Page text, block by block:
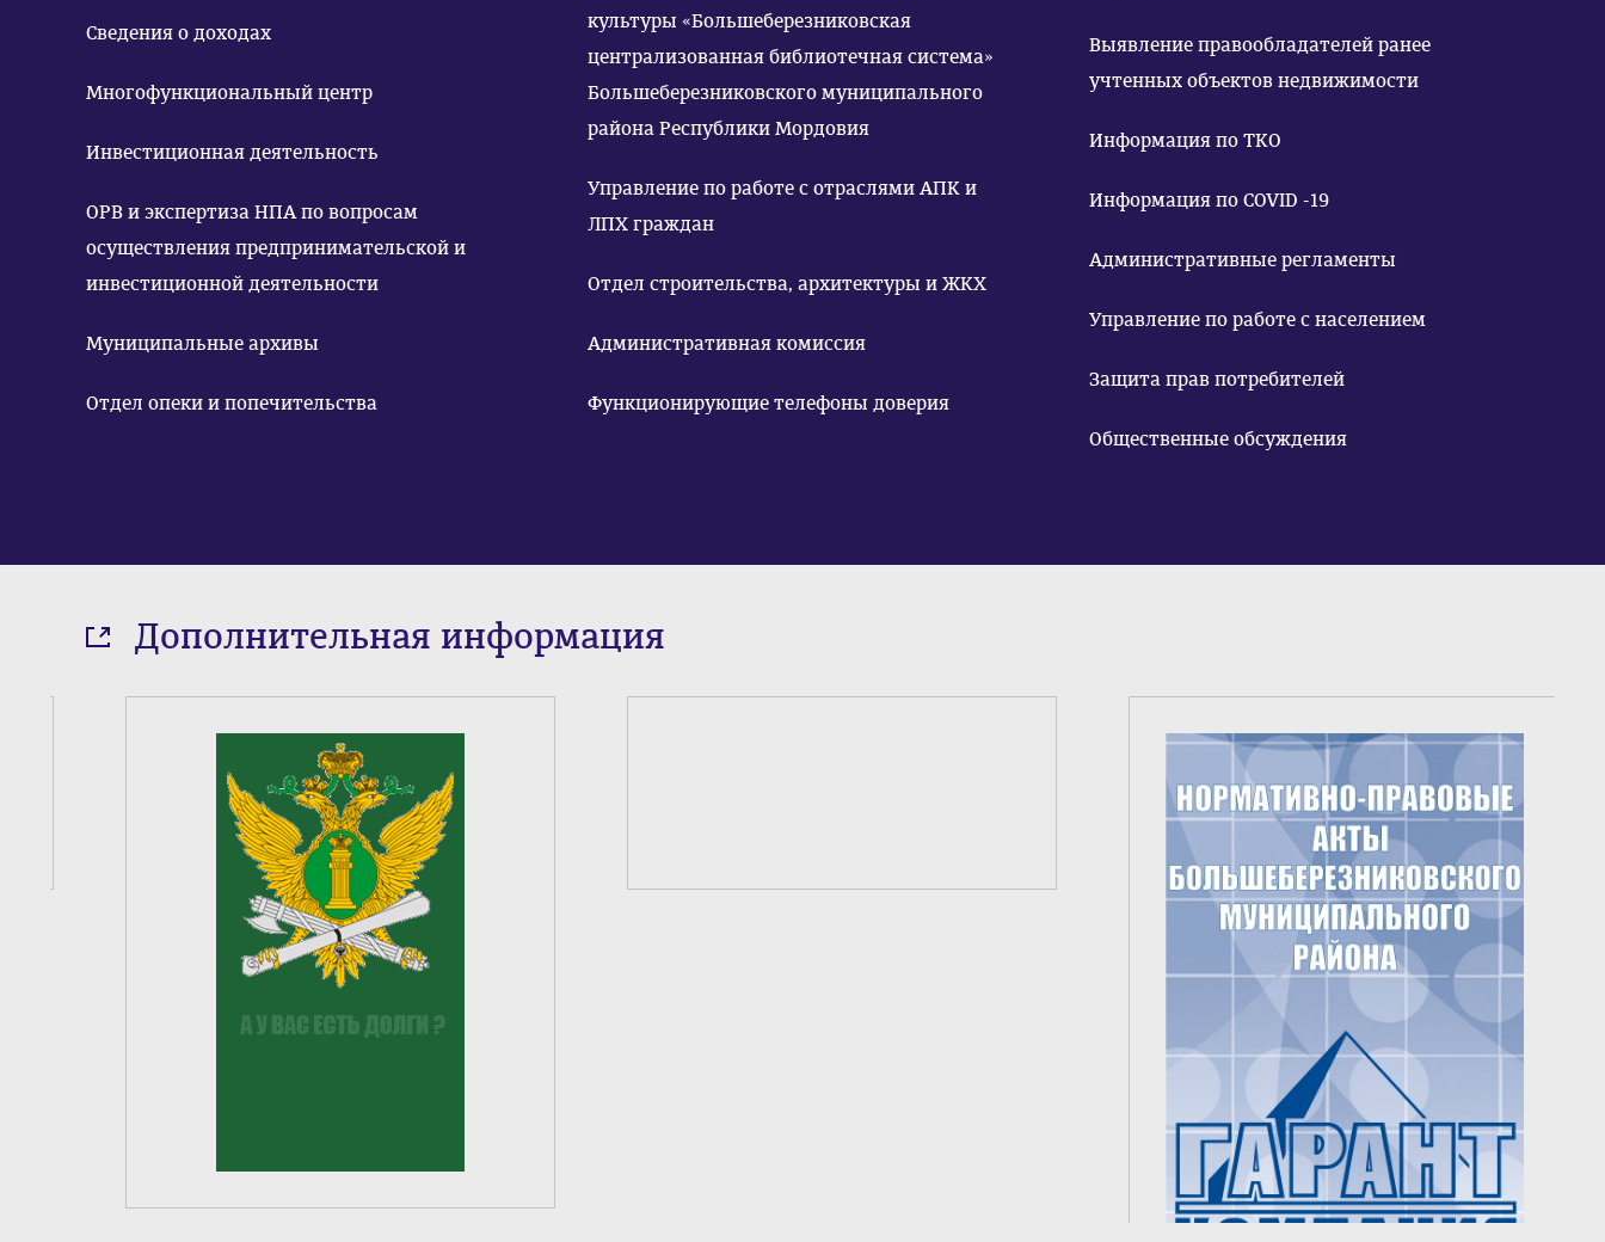
Сведения о доходах
Многофункциональный центр
Инвестиционная деятельность
ОРВ и экспертиза НПА по вопросам
осуществления предпринимательской и
инвестиционной деятельности
Муниципальные архивы
Отдел опеки и попечительства
культуры «Большеберезниковская
централизованная библиотечная система»
Большеберезниковского муниципального
района Республики Мордовия
Управление по работе с отраслями АПК и
ЛПХ граждан
Отдел строительства, архитектуры и ЖКХ
Административная комиссия
Функционирующие телефоны доверия
Выявление правообладателей ранее
учтенных объектов недвижимости
Информация по ТКО
Информация по COVID -19
Административные регламенты
Управление по работе с населением
Защита прав потребителей
Общественные обсуждения
Дополнительная информация